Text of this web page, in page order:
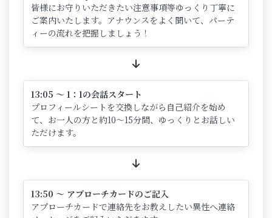
皆様にお守りいただきたい注意事項等ゆっくり丁寧に
ご案内いたします。アナウンスをよく聞いて、パーテ
ィーの流れを把握しましょう！
13:05 ～ 1：1の会話スタート
プロフィールシートを交換しながら自己紹介を始め
て、お一人の方と約10～15分間、ゆっくりとお話しい
ただけます。
13:50 ～ アプローチカードのご記入
アプローチカードで連絡先をお教えしたい異性へ連絡